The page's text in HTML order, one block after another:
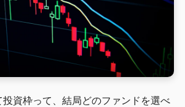
投資枠って、結局どのファンドを選べ